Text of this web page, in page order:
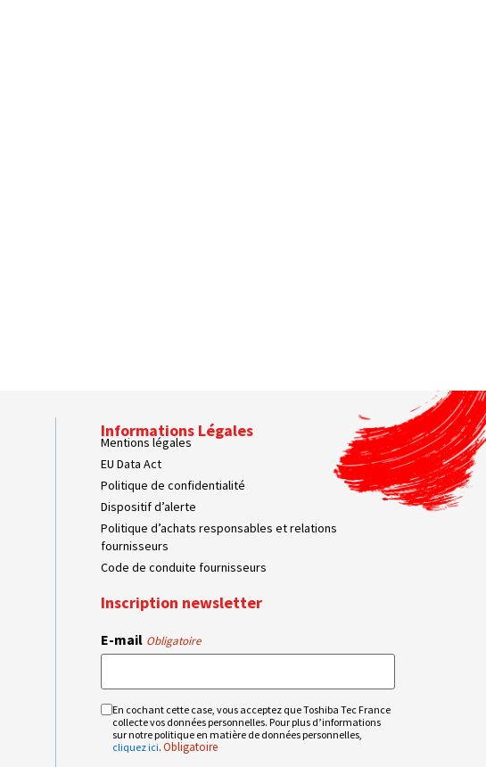
Informations Légales
Mentions légales
EU Data Act
Politique de confidentialité
Dispositif d’alerte
Politique d’achats responsables et relations
fournisseurs
Code de conduite fournisseurs
Inscription newsletter
E-mail Obligatoire
RGPD
Obligatoire
En cochant cette case, vous acceptez que Toshiba Tec France
collecte vos données personnelles. Pour plus d’informations
sur notre politique en matière de données personnelles,
cliquez ici. Obligatoire